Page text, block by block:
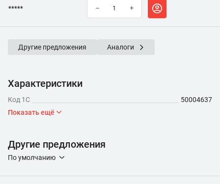
***** – +
Другие предложения Аналоги
Характеристики
Код 1С
50004637
Показать ещё
Другие предложения
По умолчанию